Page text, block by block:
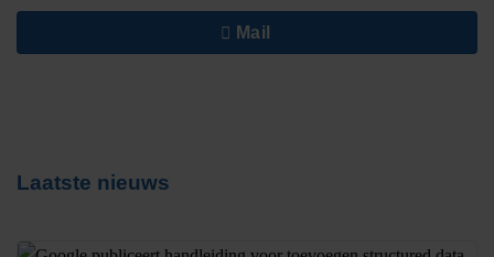
Mail
Laatste nieuws